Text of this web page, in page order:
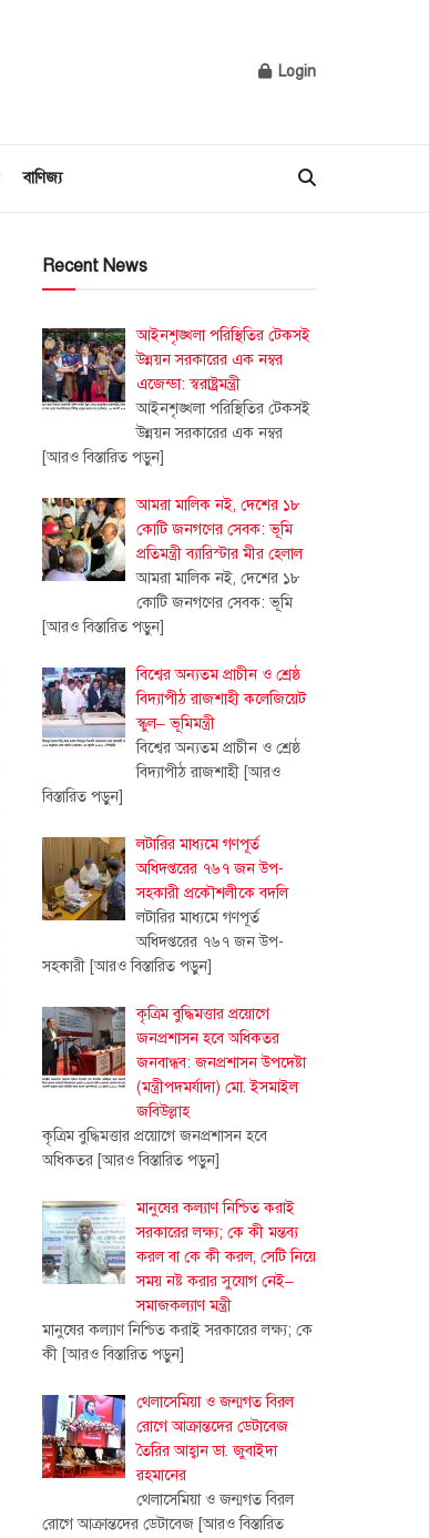
Login
বাণিজ্য
Recent News
আইনশৃঙ্খলা পরিস্থিতির টেকসই
উন্নয়ন সরকারের এক নম্বর
এজেন্ডা: স্বরাষ্ট্রমন্ত্রী
আইনশৃঙ্খলা পরিস্থিতির টেকসই
উন্নয়ন সরকারের এক নম্বর
[আরও বিস্তারিত পড়ুন]
আমরা মালিক নই, দেশের ১৮
কোটি জনগণের সেবক: ভূমি
প্রতিমন্ত্রী ব্যারিস্টার মীর হেলাল
আমরা মালিক নই, দেশের ১৮
কোটি জনগণের সেবক: ভূমি
[আরও বিস্তারিত পড়ুন]
বিশ্বের অন্যতম প্রাচীন ও শ্রেষ্ঠ
বিদ্যাপীঠ রাজশাহী কলেজিয়েট
স্কুল– ভূমিমন্ত্রী
বিশ্বের অন্যতম প্রাচীন ও শ্রেষ্ঠ
বিদ্যাপীঠ রাজশাহী [আরও
বিস্তারিত পড়ুন]
লটারির মাধ্যমে গণপূর্ত
অধিদপ্তরের ৭৬৭ জন উপ-
সহকারী প্রকৌশলীকে বদলি
লটারির মাধ্যমে গণপূর্ত
অধিদপ্তরের ৭৬৭ জন উপ-
সহকারী [আরও বিস্তারিত পড়ুন]
কৃত্রিম বুদ্ধিমত্তার প্রয়োগে
জনপ্রশাসন হবে অধিকতর
জনবান্ধব: জনপ্রশাসন উপদেষ্টা
(মন্ত্রীপদমর্যাদা) মো. ইসমাইল
জবিউল্লাহ
কৃত্রিম বুদ্ধিমত্তার প্রয়োগে জনপ্রশাসন হবে
অধিকতর [আরও বিস্তারিত পড়ুন]
মানুষের কল্যাণ নিশ্চিত করাই
সরকারের লক্ষ্য; কে কী মন্তব্য
করল বা কে কী করল, সেটি নিয়ে
সময় নষ্ট করার সুযোগ নেই–
সমাজকল্যাণ মন্ত্রী
মানুষের কল্যাণ নিশ্চিত করাই সরকারের লক্ষ্য; কে
কী [আরও বিস্তারিত পড়ুন]
থেলাসেমিয়া ও জন্মগত বিরল
রোগে আক্রান্তদের ডেটাবেজ
তৈরির আহ্বান ডা. জুবাইদা
রহমানের
থেলাসেমিয়া ও জন্মগত বিরল
রোগে আক্রান্তদের ডেটাবেজ [আরও বিস্তারিত